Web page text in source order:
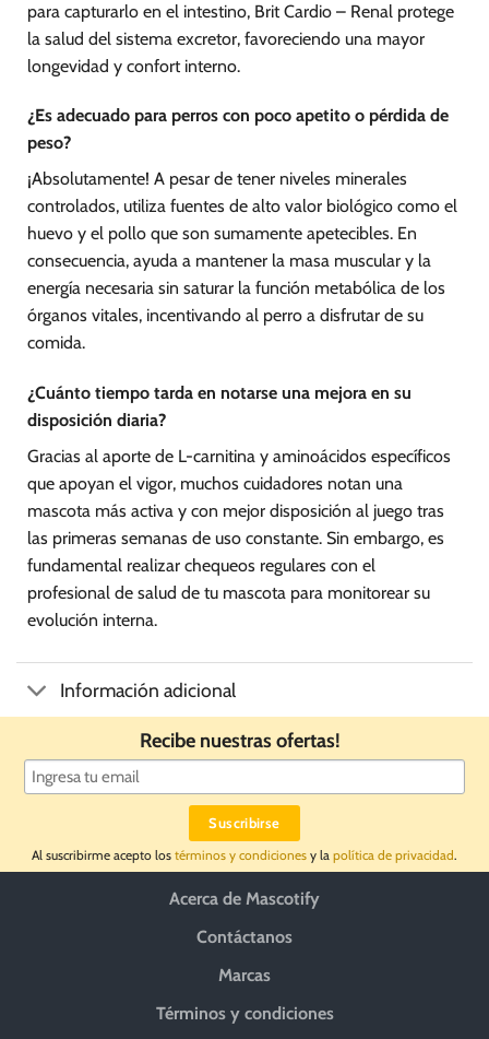
para capturarlo en el intestino, Brit Cardio – Renal protege
la salud del sistema excretor, favoreciendo una mayor
longevidad y confort interno.
¿Es adecuado para perros con poco apetito o pérdida de
peso?
¡Absolutamente! A pesar de tener niveles minerales
controlados, utiliza fuentes de alto valor biológico como el
huevo y el pollo que son sumamente apetecibles. En
consecuencia, ayuda a mantener la masa muscular y la
energía necesaria sin saturar la función metabólica de los
órganos vitales, incentivando al perro a disfrutar de su
comida.
¿Cuánto tiempo tarda en notarse una mejora en su
disposición diaria?
Gracias al aporte de L-carnitina y aminoácidos específicos
que apoyan el vigor, muchos cuidadores notan una
mascota más activa y con mejor disposición al juego tras
las primeras semanas de uso constante. Sin embargo, es
fundamental realizar chequeos regulares con el
profesional de salud de tu mascota para monitorear su
evolución interna.
Información adicional
Recibe nuestras ofertas!
Al suscribirme acepto los términos y condiciones y la política de privacidad.
Acerca de Mascotify
Contáctanos
Marcas
Términos y condiciones